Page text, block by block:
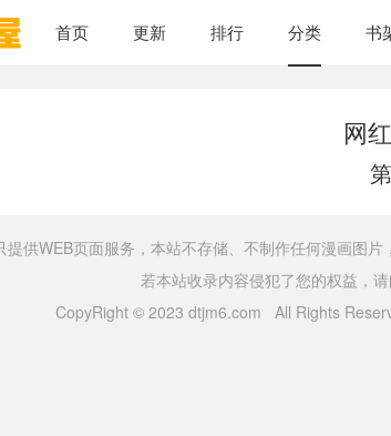
首页 更新 排行 分类 书
网
提供WEB页面服务，本站不存储、不制作任何漫画图
若本站收录内容侵犯了您的权益，
CopyRight © 2023 dtjm6.com All Rights